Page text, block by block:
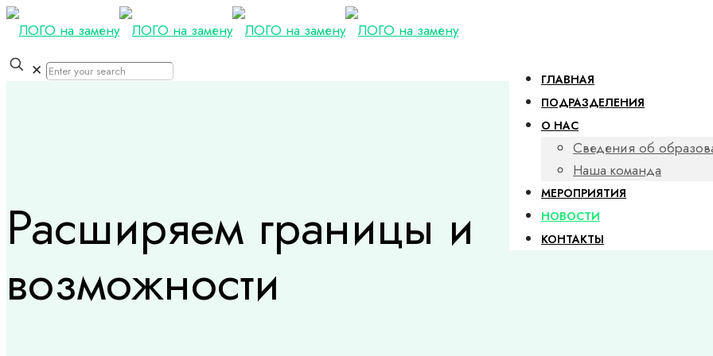
ГЛАВНАЯ
ПОДРАЗДЕЛЕНИЯ
О НАС
Сведения об
Наша команда
МЕРОПРИЯТИЯ
НОВОСТИ
КОНТАКТЫ
✕
Расширяем границы и
возможности